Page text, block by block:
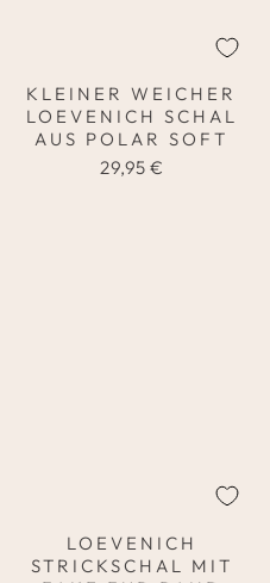
KLEINER WEICHER
LOEVENICH SCHAL
AUS POLAR SOFT
29,95 €
LOEVENICH
STRICKSCHAL MIT